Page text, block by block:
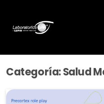
Categoría:Salud